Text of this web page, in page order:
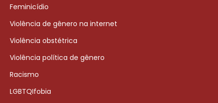
Feminicídio
Violência de gênero na internet
Violência obstétrica
Violência política de gênero
Racismo
LGBTQIfobia